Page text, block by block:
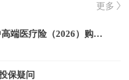
更多
预算有限想购买中端医疗险？看看蓝医保·中高端医疗险（2026）购买方案
保疑问